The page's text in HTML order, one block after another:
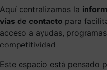
Aquí centralizamos la
vías de contacto para
acceso a ayudas,
competitividad.
Este espacio está pensado